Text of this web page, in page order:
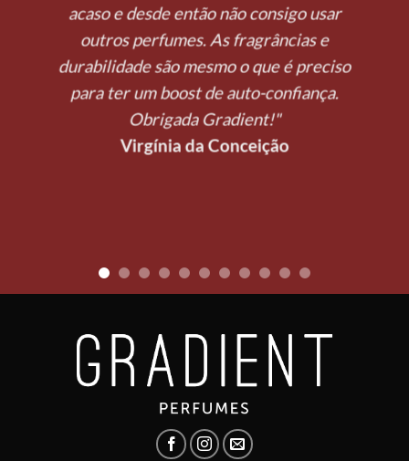
acaso e desde então não consigo usar
outros perfumes. As fragrâncias e
durabilidade são mesmo o que é preciso
para ter um boost de auto-confiança.
Obrigada Gradient!"
Virgínia da Conceição